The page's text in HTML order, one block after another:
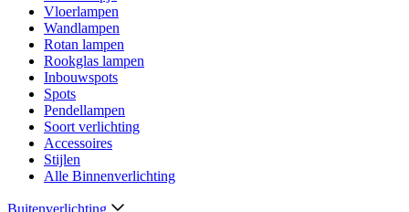
Vloerlampen
Wandlampen
Rotan lampen
Rookglas lampen
Inbouwspots
Spots
Pendellampen
Soort verlichting
Accessoires
Stijlen
Alle Binnenverlichting
Buitenverlichting